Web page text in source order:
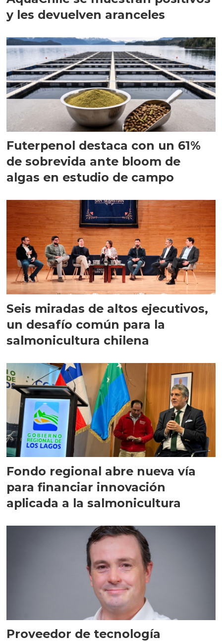
y les devuelven aranceles
Futerpenol destaca con un 61%
de sobrevida ante bloom de
algas en estudio de campo
Seis miradas de altos ejecutivos,
un desafío común para la
salmonicultura chilena
Fondo regional abre nueva vía
para financiar innovación
aplicada a la salmonicultura
Proveedor de tecnología